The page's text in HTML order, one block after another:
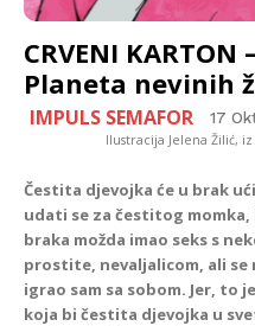
CRVENI KARTON –
Planeta nevinih
IMPULS SEMAFOR 17
Ilustracija Jelena Žilić,
Čestita djevojka će u brak
udati se za čestitog
braka možda imao seks s
prostite, nevaljalicom, ali
igrao sam sa sobom. Jer, to
koja bi čestita djevojka u